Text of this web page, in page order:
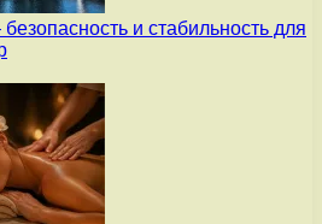
и стабильность для